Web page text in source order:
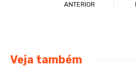
ANTERIOR
Veja também